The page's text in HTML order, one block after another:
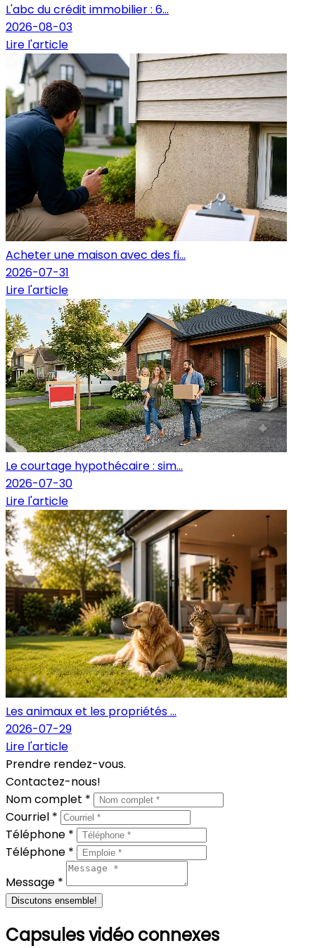
L'abc du crédit immobilier : 6...
2026-08-03
Lire l'article
Acheter une maison avec des fi...
2026-07-31
Lire l'article
Le courtage hypothécaire : sim...
2026-07-30
Lire l'article
Les animaux et les propriétés ...
2026-07-29
Lire l'article
Prendre rendez-vous.
Contactez-nous!
Nom complet *
Courriel *
Téléphone *
Téléphone *
Message *
Discutons ensemble!
Capsules vidéo connexes